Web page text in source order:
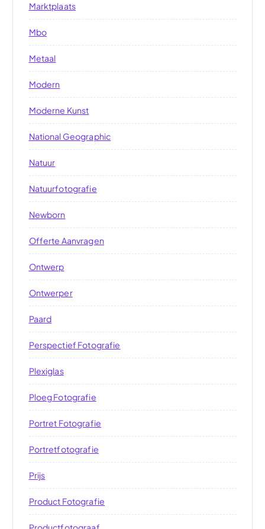
Marktplaats
Mbo
Metaal
Modern
Moderne Kunst
National Geographic
Natuur
Natuurfotografie
Newborn
Offerte Aanvragen
Ontwerp
Ontwerper
Paard
Perspectief Fotografie
Plexiglas
Ploeg Fotografie
Portret Fotografie
Portretfotografie
Prijs
Product Fotografie